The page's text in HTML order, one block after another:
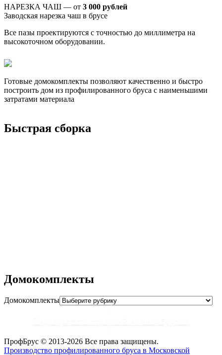
НАРЕЗКА ЧАШ — от 3 000 рублей
Заводская нарезка чаш в брусе
Все пазы проектируются с точностью до миллиметра на
высокоточном оборудовании.
Готовые домокомплекты позволяют качественно и быстро
построить дом из профилированного бруса с наименьшими
затратами материала
Быстрая сборка
Домокомплекты
Домокомплекты
ПрофБрус © 2013-2026 Все права защищены.
Производство профилированного бруса в Московской